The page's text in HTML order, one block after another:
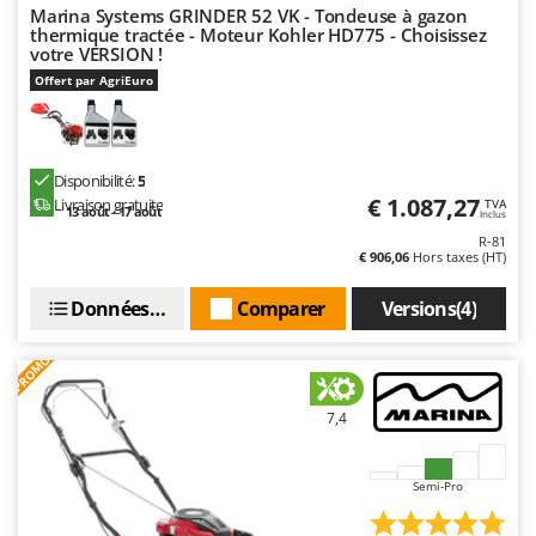
Master
Mastercook
Masterpro
McCulloch
Michelin
Mockmill
More than chef
MOSA
MOVA
Mowox
MTD
Marina Systems GRINDER 52 VK - Tondeuse à gazon
thermique tractée - Moteur Kohler HD775 - Choisissez
votre VERSION !
Offert par AgriEuro
Disponibilité:5
Livraison gratuite
13 août - 17 août € 1.087,27 TVA
Inclus
R-81
€ 906,06 Hors taxes (HT)
Versions(4)
Comparer
Données techniques
PROMO
7,4
Semi-Pro